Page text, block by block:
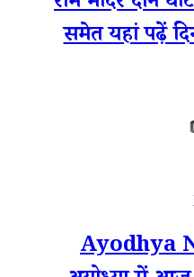
समेत यहां पढ़ें
Ayodhya